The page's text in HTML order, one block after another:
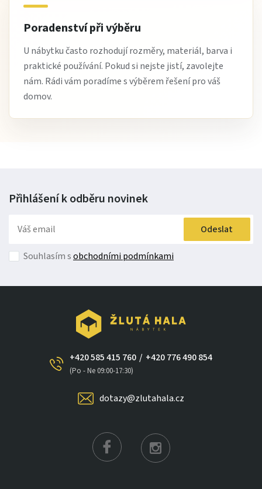
Poradenství při výběru
U nábytku často rozhodují rozměry, materiál, barva i
praktické používání. Pokud si nejste jistí, zavolejte
nám. Rádi vám poradíme s výběrem řešení pro váš
domov.
Přihlášení k odběru novinek
Odeslat
Souhlasím sobchodními podmínkami
+420 585 415 760
(Po - Ne 09:00-17:30)
/ +420 776 490 854
dotazy@zlutahala.cz